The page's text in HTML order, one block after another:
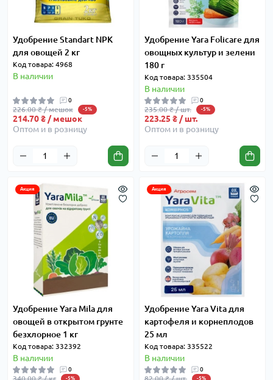
Удобрение Standart NPK
для овощей 2 кг
Код товара: 4968
В наличии
0
226.00 ₴ / мешок -5%
214.70 ₴ / мешок
Оптом и в розницу
Удобрение Yara Folicare для
овощных культур и зелени
180 г
Код товара: 335504
В наличии
0
235.00 ₴ / шт. -5%
223.25 ₴ / шт.
Оптом и в розницу
Акция
Удобрение Yara Mila для
овощей в открытом грунте
безхлорное 1 кг
Код товара: 332392
В наличии
0
-5%
Акция
Удобрение Yara Vita для
картофеля и корнеплодов
25 мл
Код товара: 335522
В наличии
0
-5%